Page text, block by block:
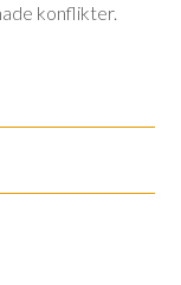
konflikter.